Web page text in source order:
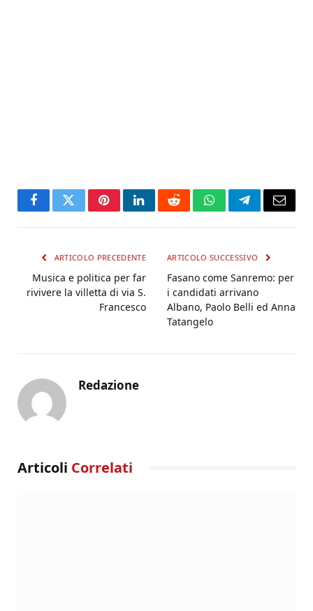
FacebookTwitterPinterestLinkedInRedditWhatsAppTelegramEmail
ARTICOLO PRECEDENTE
Musica e politica per far
rivivere la villetta di via S.
Francesco
ARTICOLO SUCCESSIVO
Fasano come Sanremo: per
i candidati arrivano
Albano, Paolo Belli ed Anna
Tatangelo
Redazione
Articoli Correlati